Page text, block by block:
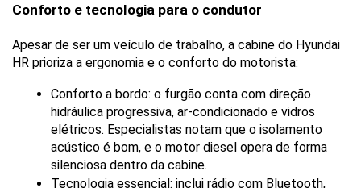
Conforto e tecnologia para o condutor
Apesar de ser um veículo de trabalho, a cabine do Hyundai
HR prioriza a ergonomia e o conforto do motorista:
Conforto a bordo: o furgão conta com direção
hidráulica progressiva, ar-condicionado e vidros
elétricos. Especialistas notam que o isolamento
acústico é bom, e o motor diesel opera de forma
silenciosa dentro da cabine.
Tecnologia essencial: inclui rádio com Bluetooth,